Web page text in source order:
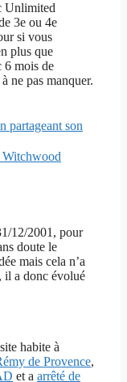
Unlimited
3e ou 4e
si vous
plus que
6 mois de
ne pas manquer.
partageant son
Witchwood
12/2001, pour
doute le
mais cela n’a
, il a donc évolué
habite à
de Provence,
et a arrêté de